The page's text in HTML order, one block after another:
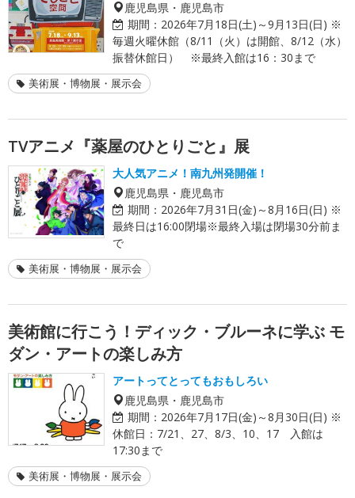
鹿児島県・鹿児島市
期間： 2026年7月18日(土)～9月13日(日) ※
毎週火曜休館（8/11（火）は開館、8/12（水）
振替休館日） ※最終入館は16：30まで
美術展・博物展・展示会
TVアニメ『薬屋のひとりごと』展
大人気アニメ！南九州発開催！
鹿児島県・鹿児島市
期間： 2026年7月31日(金)～8月16日(日) ※
最終日は16:00閉場※最終入場は閉場30分前ま
で
美術展・博物展・展示会
美術館に行こう！ディック・ブルーネに学ぶ モ
ダン・アートの楽しみ方
アートってとってもおもしろい
鹿児島県・鹿児島市
期間： 2026年7月17日(金)～8月30日(日) ※
休館日：7/21、27、8/3、10、17 入館は
17:30まで
美術展・博物展・展示会